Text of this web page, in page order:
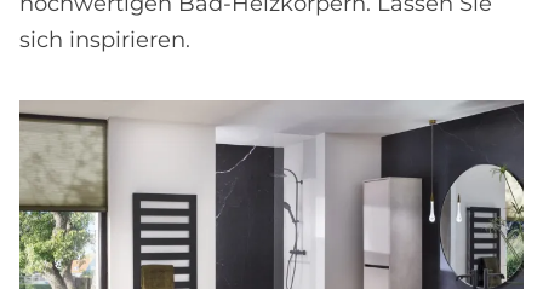
sich inspirieren.